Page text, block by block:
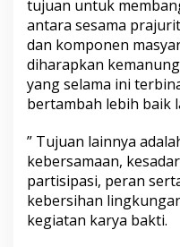
tujuan untuk
antara sesama
dan komponen
diharapkan
yang selama ini
bertambah lebih baik
” Tujuan lainnya
kebersamaan,
partisipasi, peran
kebersihan
kegiatan karya bakti.